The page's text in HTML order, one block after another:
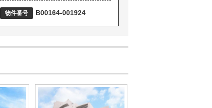
物件番号 B00164-001924